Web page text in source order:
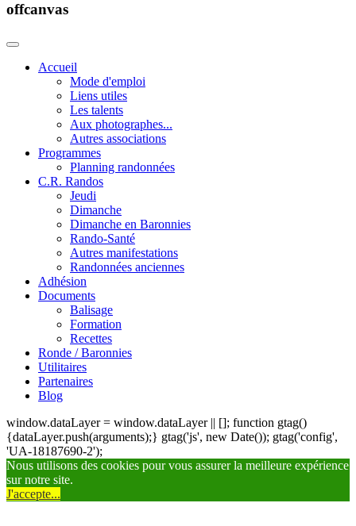
offcanvas
Accueil
Mode d'emploi
Liens utiles
Les talents
Aux photographes...
Autres associations
Programmes
Planning randonnées
C.R. Randos
Jeudi
Dimanche
Dimanche en Baronnies
Rando-Santé
Autres manifestations
Randonnées anciennes
Adhésion
Documents
Balisage
Formation
Recettes
Ronde / Baronnies
Utilitaires
Partenaires
Blog
window.dataLayer = window.dataLayer || []; function gtag()
{dataLayer.push(arguments);} gtag('js', new Date()); gtag('config',
'UA-18187690-2');
Nous utilisons des cookies pour vous assurer la meilleure expérience
sur notre site.
J'accepte...